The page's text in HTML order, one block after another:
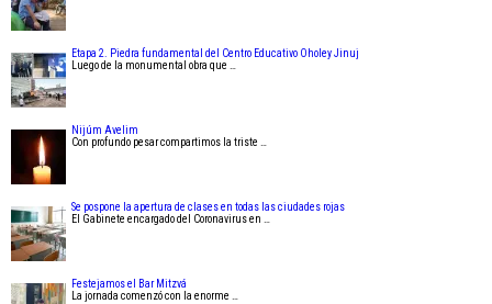
Etapa 2. Piedra fundamental del Centro Educativo Oholey Jinuj
Luego de la monumental obra que …
Nijúm Avelim
Con profundo pesar compartimos la triste …
Se pospone la apertura de clases en todas las ciudades rojas
El Gabinete encargado del Coronavirus en …
Festejamos el Bar Mitzvá
La jornada comenzó con la enorme …